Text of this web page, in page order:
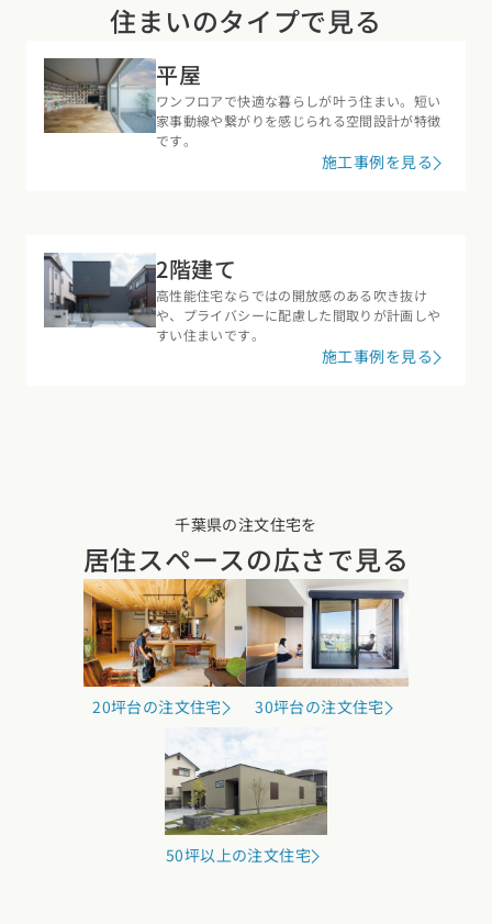
住まいのタイプで見る
平屋
ワンフロアで快適な暮らしが叶う住まい。短い
家事動線や繋がりを感じられる空間設計が特徴
です。
施工事例を見る
2階建て
高性能住宅ならではの開放感のある吹き抜け
や、プライバシーに配慮した間取りが計画しや
すい住まいです。
施工事例を見る
千葉県の注文住宅を
居住スペースの広さで見る
20坪台の注文住宅 30坪台の注文住宅
50坪以上の注文住宅